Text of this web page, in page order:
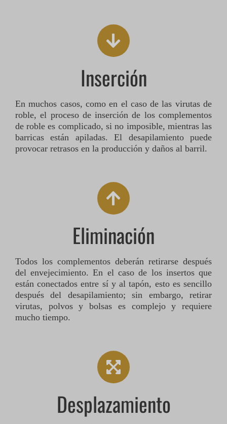
Inserción
En muchos casos, como en el caso de las virutas de
roble, el proceso de inserción de los complementos
de roble es complicado, si no imposible, mientras las
barricas están apiladas.El desapilamiento puede
provocar retrasos en la producción y daños al barril.
Eliminación
Todos los complementos deberán retirarse después
del envejecimiento. En el caso de los insertos que
están conectados entre sí y al tapón, esto es sencillo
después del desapilamiento; sin embargo, retirar
virutas, polvos y bolsas es complejo y requiere
mucho tiempo.
Desplazamiento